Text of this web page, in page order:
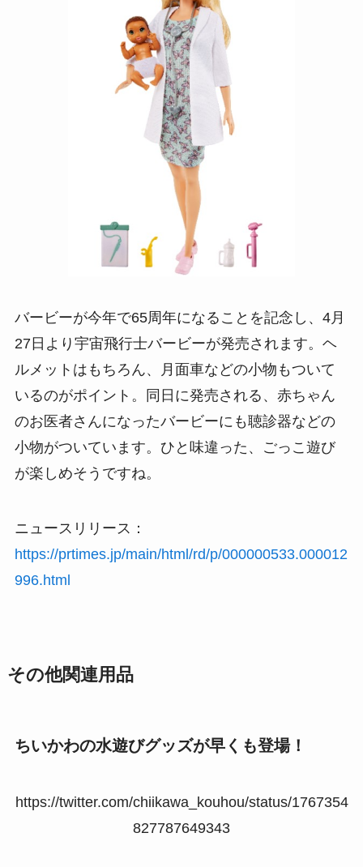
バービーが今年で65周年になることを記念し、4月
27日より宇宙飛行士バービーが発売されます。ヘ
ルメットはもちろん、月面車などの小物もついて
いるのがポイント。同日に発売される、赤ちゃん
のお医者さんになったバービーにも聴診器などの
小物がついています。ひと味違った、ごっこ遊び
が楽しめそうですね。
ニュースリリース：
https://prtimes.jp/main/html/rd/p/000000533.000012
996.html
その他関連用品
ちいかわの水遊びグッズが早くも登場！
https://twitter.com/chiikawa_kouhou/status/1767354
827787649343